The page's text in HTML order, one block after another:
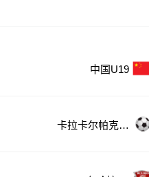
中国U19
卡拉卡尔帕克斯